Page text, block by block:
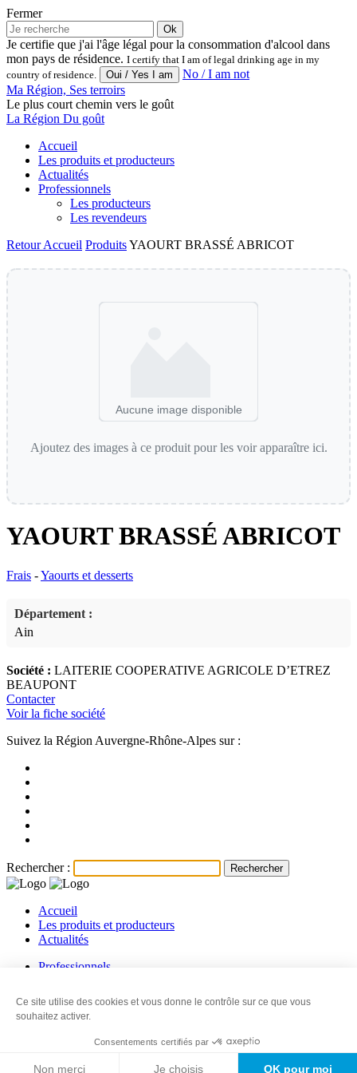
Fermer
Ok
Je certifie que j'ai l'âge légal pour la consommation d'alcool dans
mon pays de résidence. I certify that I am of legal drinking age in my
country of residence.
No / I am not
Ma Région, Ses terroirs
Le plus court chemin vers le goût
La Région Du goût
Accueil
Les produits et producteurs
Actualités
Professionnels
Les producteurs
Les revendeurs
RetourAccueil ProduitsYAOURT BRASSÉ ABRICOT
Aucune image disponible
Ajoutez des images à ce produit pour les voir apparaître ici.
YAOURT BRASSÉ ABRICOT
Frais -Yaourts et desserts
Département :
Ain
Société : LAITERIE COOPERATIVE AGRICOLE D’ETREZ
BEAUPONT
Contacter
Voir la fiche société
Suivez la Région Auvergne-Rhône-Alpes sur :
Rechercher :
Accueil
Les produits et producteurs
Actualités
Professionnels
Les revendeurs
Contact
Ma Région, Ses terroirs -Mentions légales
Politique de confidentialité Plan du site-Made with
byIRIS Interactive
Ce site utilise des cookies et vous donne le contrôle sur ce que vous
souhaitez activer.
Consentements certifiés par
Non merci Je choisis OK pour moi